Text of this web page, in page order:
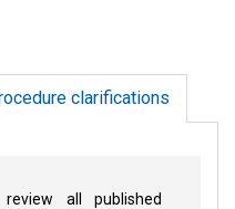
clarifications
all published